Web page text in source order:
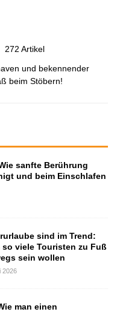
272 Artikel
und bekennender
beim Stöbern!
sanfte Berührung
und beim Einschlafen
sind im Trend:
so viele Touristen zu Fuß
sein wollen
2026
man einen